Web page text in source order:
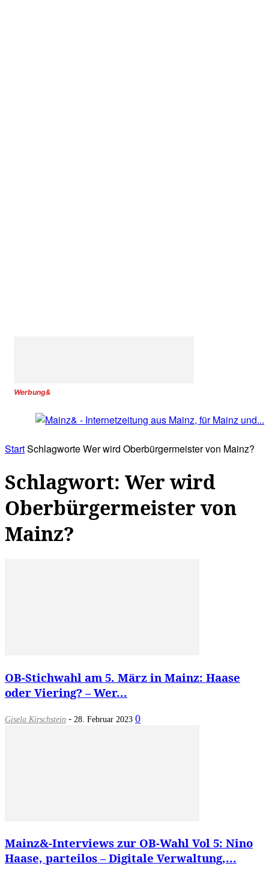
Werbung&
StartSchlagworteWer wird Oberbürgermeister von Mainz?
Schlagwort: Wer wird
Oberbürgermeister von
Mainz?
OB-Stichwahl am 5. März in Mainz: Haase
oder Viering? – Wer...
Gisela Kirschstein - 28. Februar 2023 0
Mainz&-Interviews zur OB-Wahl Vol 5: Nino
Haase, parteilos – Digitale Verwaltung,...